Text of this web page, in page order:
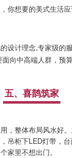
你想要的美式生活应
设计理念,专家级的
向中高端人群，预
五、喜鹊筑家
，整体布局风水好。
吊柜下LED灯带，
家里不想出门。